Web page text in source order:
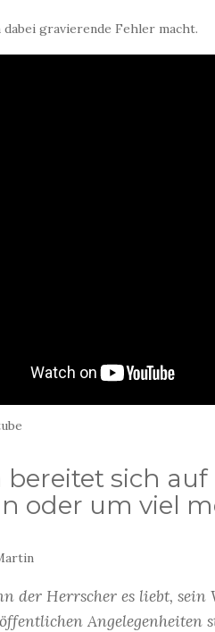
dabei gravierende Fehler macht.
bereitet sich
oder um viel
der Herrscher es liebt, sein
Angelegenheiten